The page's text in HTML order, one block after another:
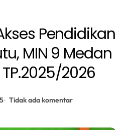
Pendidikan
MIN 9 Medan
TP.2025/2026
Tidak ada komentar